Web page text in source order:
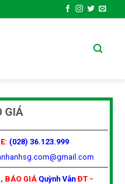
GIÁ
(028) 36.123.999
BÁO GIÁ Quỳnh Vân ĐT -